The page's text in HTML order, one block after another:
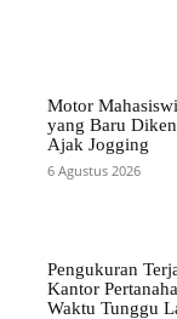
Motor
yang Baru
Ajak Jogging
6 Agustus 2026
Pengukuran
Kantor
Waktu Tunggu